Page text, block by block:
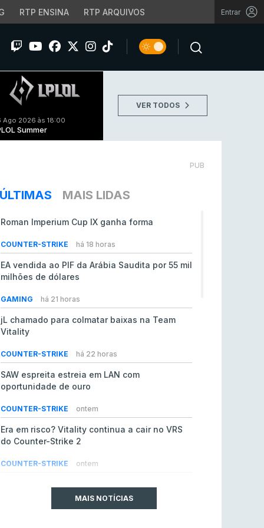
RTP ENSINA RTP ARQUIVOS Entrar
Ago 2026 às 18:00
Summer
VER TODOS
PUB
ÚLTIMAS MAIS LIDAS
Roman Imperium Cup IX ganha forma
COUNTER-STRIKE há 18 horas
EA vendida ao PIF da Arábia Saudita por 55 mil
milhões de dólares
GAMING há 21 horas
jL chamado para colmatar baixas na Team
Vitality
COUNTER-STRIKE há 22 horas
SAW espreita estreia em LAN com
oportunidade de ouro
COUNTER-STRIKE ontem
Era em risco? Vitality continua a cair no VRS
do Counter-Strike 2
COUNTER-STRIKE ontem
comunitários de League of Legends
MAIS NOTÍCIAS